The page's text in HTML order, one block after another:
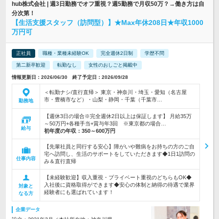
hub株式会社 | 週3日勤務でオフ重視？週5勤務で月収50万？→働き方は自
分次第！
【生活支援スタッフ（訪問型）】★Max年休208日★年収1000
万円可
正社員 職種・業種未経験OK 完全週休2日制 学歴不問
第二新卒歓迎 転勤なし 女性のおしごと掲載中
情報更新日：2026/06/30 終了予定日：2026/09/28
勤務地
＜転勤ナシ/直行直帰＞ 東京・神奈川・埼玉・愛知（名古屋
市・豊橋市など）・山梨・静岡・千葉（千葉市…
給与
【週休3日の場合※完全週休2日以上は保証します】 月給35万
～50万円+各種手当+賞与年3回 ※東京都の場合…
初年度の年収： 350～600万円
仕事内容
【先輩社員と同行する安心】障がいや難病をお持ちの方のご自
宅へ訪問し、生活のサポートをしていただきます◆1日1訪問の
み＆直行直帰
対象と
なる方
【未経験歓迎】収入重視・プライベート重視のどちらもOK◆
入社後に資格取得ができます◆安心の体制と納得の待遇で業界
経験者にも選ばれています！
企業データ